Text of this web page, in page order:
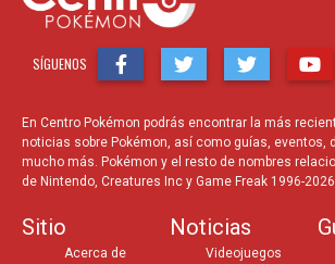
SÍGUENOS
En Centro Pokémon podrás encontrar la más
noticias sobre Pokémon, así como guías, eventos,
mucho más. Pokémon y el resto de nombres
de Nintendo, Creatures Inc y Game Freak 1996-
Sitio
Acerca de
Noticias
Videojuegos